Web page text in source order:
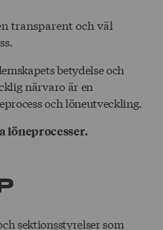
transparent och väl
betydelse och
närvaro är en
och löneutveckling.
löneprocesser.
sektionsstyrelser som